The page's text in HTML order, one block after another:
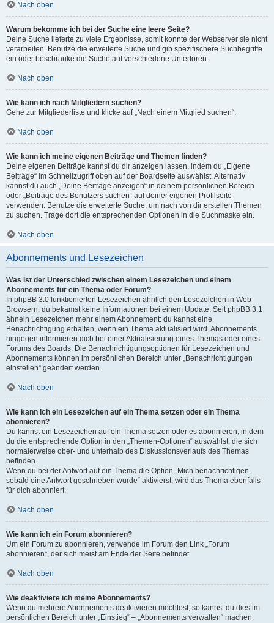
Nach oben
Warum bekomme ich bei der Suche eine leere Seite?
Deine Suche lieferte zu viele Ergebnisse, somit konnte der Webserver sie nicht
verarbeiten. Benutze die erweiterte Suche und gib spezifischere Suchbegriffe
ein oder beschränke die Suche auf verschiedene Unterforen.
Nach oben
Wie kann ich nach Mitgliedern suchen?
Gehe zur Mitgliederliste und klicke auf „Nach einem Mitglied suchen“.
Nach oben
Wie kann ich meine eigenen Beiträge und Themen finden?
Deine eigenen Beiträge kannst du dir anzeigen lassen, indem du „Eigene
Beiträge“ im Schnellzugriff oben auf der Boardseite auswählst. Alternativ
kannst du auch „Deine Beiträge anzeigen“ in deinem persönlichen Bereich
oder „Beiträge des Benutzers suchen“ auf deiner eigenen Profilseite
verwenden. Benutze die erweiterte Suche, um nach von dir erstellen Themen
zu suchen. Trage dort die entsprechenden Optionen in die Suchmaske ein.
Nach oben
Abonnements und Lesezeichen
Was ist der Unterschied zwischen einem Lesezeichen und einem
Abonnements für ein Thema oder Forum?
In phpBB 3.0 funktionierten Lesezeichen ähnlich den Lesezeichen in Web-
Browsern: du bekamst keine Informationen bei einem Update. Seit phpBB 3.1
ähneln Lesezeichen mehr einem Abonnement: du kannst eine
Benachrichtigung erhalten, wenn ein Thema aktualisiert wird. Abonnements
hingegen informieren dich bei einer Aktualisierung eines Themas oder eines
Forums des Boards. Die Benachrichtigungsoptionen für Lesezeichen und
Abonnements können im persönlichen Bereich unter „Benachrichtigungen
einstellen“ geändert werden.
Nach oben
Wie kann ich ein Lesezeichen auf ein Thema setzen oder ein Thema
abonnieren?
Du kannst ein Lesezeichen auf ein Thema setzen oder es abonnieren, in dem
du die entsprechende Option in den „Themen-Optionen“ auswählst, die sich
normalerweise ober- und unterhalb des Diskussionsverlaufs des Themas
befinden.
Wenn du bei der Antwort auf ein Thema die Option „Mich benachrichtigen,
sobald eine Antwort geschrieben wurde“ aktivierst, wird das Thema ebenfalls
für dich abonniert.
Nach oben
Wie kann ich ein Forum abonnieren?
Um ein Forum zu abonnieren, verwende im Forum den Link „Forum
abonnieren“, der sich meist am Ende der Seite befindet.
Nach oben
Wie deaktiviere ich meine Abonnements?
Wenn du mehrere Abonnements deaktivieren möchtest, so kannst du dies im
persönlichen Bereich unter „Einstieg“ – „Abonnements verwalten“ machen.